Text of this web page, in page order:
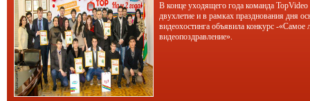
В конце уходящего года команда TopVideo
двухлетие и в рамках празднования дня
видеохостинга объявила конкурс -«Самое
видеопоздравление».